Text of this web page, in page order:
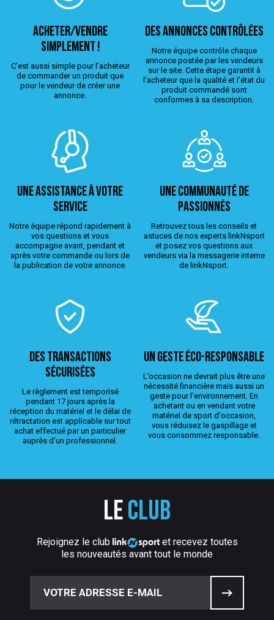
ACHETER/VENDRE
simplement !
C’est aussi simple pour l’acheteur
de commander un produit que
pour le vendeur de créer une
annonce.
Des annonces contrôlées
Notre équipe contrôle chaque
annonce postée par les vendeurs
sur le site. Cette étape garantit à
l’acheteur que la qualité et l’état du
produit commandé sont
conformes à sa description.
Une assistance à votre
service
Notre équipe répond rapidement à
vos questions et vous
accompagne avant, pendant et
après votre commande ou lors de
la publication de votre annonce.
Une Communauté de
passionnés
Retrouvez tous les conseils et
astuces de nos experts linkNsport
et posez vos questions aux
vendeurs via la messagerie interne
de linkNsport.
Des transactions
sécurisées
Le règlement est temporisé
pendant 17 jours après la
réception du matériel et le délai de
rétractation est applicable sur tout
achat effectué par un particulier
auprès d’un professionnel.
Un geste éco-responsable
L’occasion ne devrait plus être une
nécessité financière mais aussi un
geste pour l’environnement. En
achetant ou en vendant votre
matériel de sport d'occasion,
vous réduisez le gaspillage et
vous consommez responsable.
Le club
Rejoignez le club
et recevez toutes
les nouveautés avant tout le monde